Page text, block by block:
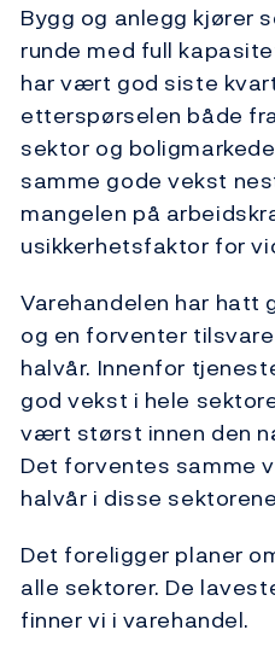
Bygg og anlegg kjører
runde med full
har vært god siste
etterspørselen både
sektor og
samme gode vekst
mangelen på
usikkerhetsfaktor for
Varehandelen har hatt
og en forventer
halvår. Innenfor
god vekst i hele
vært størst innen den
Det forventes samme
halvår i disse
Det foreligger planer
alle sektorer. De
finner vi i varehandel.